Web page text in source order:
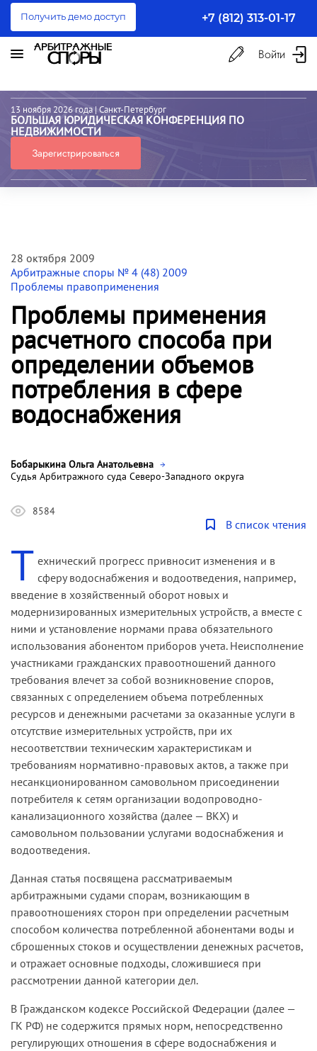
Получить демо доступ +7 (812) 313-01-17
Войти
13 ноября 2026 года | Санкт-Петербург
БОЛЬШАЯ ЮРИДИЧЕСКАЯ КОНФЕРЕНЦИЯ ПО
НЕДВИЖИМОСТИ
Зарегистрироваться
28 октября 2009
Арбитражные споры № 4 (48) 2009
Проблемы правоприменения
Проблемы применения
расчетного способа при
определении объемов
потребления в сфере
водоснабжения
Бобарыкина Ольга Анатольевна
Судья Арбитражного суда Северо-Западного округа
8584
В список чтения
Т ехнический прогресс привносит изменения и в
сферу водоснабжения и водоотведения, например,
введение в хозяйственный оборот новых и
модернизированных измерительных устройств, а вместе с
ними и установление нормами права обязательного
использования абонентом приборов учета. Неисполнение
участниками гражданских правоотношений данного
требования влечет за собой возникновение споров,
связанных с определением объема потребленных
ресурсов и денежными расчетами за оказанные услуги в
отсутствие измерительных устройств, при их
несоответствии техническим характеристикам и
требованиям нормативно-правовых актов, а также при
несанкционированном самовольном присоединении
потребителя к сетям организации водопроводно-
канализационного хозяйства (далее — ВКХ) и
самовольном пользовании услугами водоснабжения и
водоотведения.
Данная статья посвящена рассматриваемым
арбитражными судами спорам, возникающим в
правоотношениях сторон при определении расчетным
способом количества потребленной абонентами воды и
сброшенных стоков и осуществлении денежных расчетов,
и отражает основные подходы, сложившиеся при
рассмотрении данной категории дел.
В Гражданском кодексе Российской Федерации (далее —
ГК РФ) не содержится прямых норм, непосредственно
регулирующих отношения в сфере водоснабжения и